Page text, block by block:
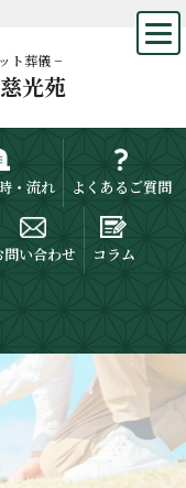
ト葬儀 −
光苑
・流れ よくあるご質問
問い合わせ コラム